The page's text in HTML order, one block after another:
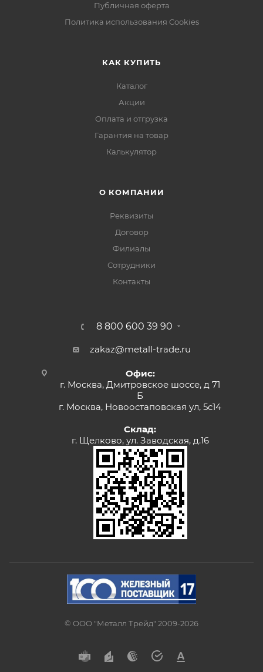
Публичная оферта
Политика использования Cookies
КАК КУПИТЬ
Каталог
Акции
Оплата и отгрузка
Гарантия на товар
Калькулятор
О КОМПАНИИ
Реквизиты
Договор
Филиалы
Сотрудники
Контакты
8 800 600 39 90
zakaz@metall-trade.ru
Офис:
г. Москва, Дмитровское шоссе, д 71
Б
г. Москва, Новоостаповская ул, 5с14
Склад:
г. Щелково, ул. Заводская, д.16
© ООО "Металл Трейд" 2009-2026